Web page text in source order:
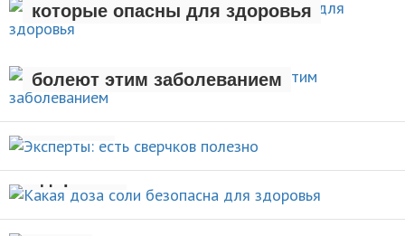
которые опасны для здоровья
болеют этим заболеванием
НОВОСТИ
Эксперты: есть сверчков
полезно
НОВОСТИ
Какая доза соли безопасна для
здоровья
НОВОСТИ
Какие части тела мужчине стоит
брить, а какие – оставить в